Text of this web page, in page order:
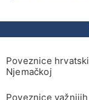
Poveznice
Njemačkoj
Poveznice